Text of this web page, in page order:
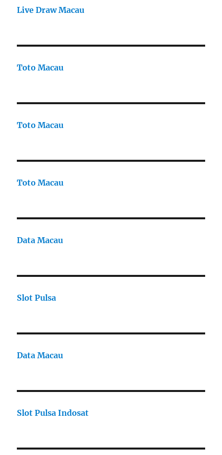
Live Draw Macau
Toto Macau
Toto Macau
Toto Macau
Data Macau
Slot Pulsa
Data Macau
Slot Pulsa Indosat